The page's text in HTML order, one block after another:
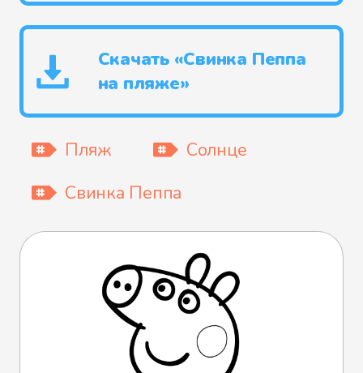
Скачать «Свинка Пеппа
на пляже»
Пляж
Солнце
Свинка Пеппа